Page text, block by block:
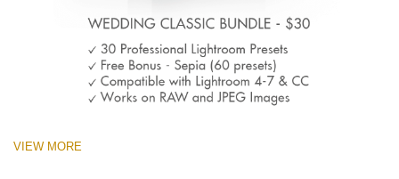
VIEW MORE